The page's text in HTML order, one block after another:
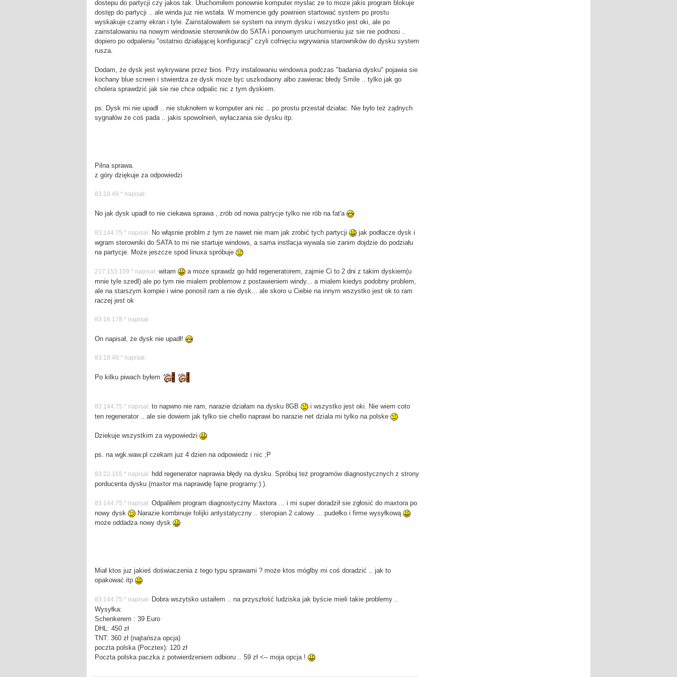
dostepu do partycji czy jakos tak. Uruchomiłem ponownie komputer myslac ze to moze jakis program blokuje
dostęp do partycji .. ale winda juz nie wstała. W momencie gdy powinien startować system po prostu
wyskakuje czarny ekran i tyle. Zainstalowałem se system na innym dysku i wszystko jest oki, ale po
zainstalowaniu na nowym windowsie sterowników do SATA i ponownym uruchomieniu juz sie nie podnosi ..
dopiero po odpaleniu "ostatnio działającej konfiguracji" czyli cofnięciu wgrywania starowników do dysku system
rusza.
Dodam, że dysk jest wykrywane przez bios. Przy instalowaniu windowsa podczas "badania dysku" pojawia sie
kochany blue screen i stwierdza ze dysk moze byc uszkodaony albo zawierac błedy Smile .. tylko jak go
cholera sprawdzić jak sie nie chce odpalic nic z tym dyskiem.
ps. Dysk mi nie upadł .. nie stuknołem w komputer ani nic .. po prostu przestał działac. Nie było też ządnych
sygnałów że coś pada .. jakis spowolnień, wyłaczania sie dysku itp.
Pilna sprawa.
z góry dziękuje za odpowiedzi
83.18.49.* napisał:
No jak dysk upadł to nie ciekawa sprawa , zrób od nowa patrycje tylko nie rób na fat'a
83.144.75.* napisał: No włąsnie problm z tym ze nawet nie mam jak zrobić tych partycji
jak podłacze dysk i
wgram sterowniki do SATA to mi nie startuje windows, a sama instlacja wywala sie zanim dojdzie do podziału
na partycje. Może jeszcze spod linuxa spróbuje
217.153.109.* napisał: witam
a moze sprawdz go hdd regeneratorem, zajmie Ci to 2 dni z takim dyskiem(u
mnie tyle szedl) ale po tym nie mialem problemow z postawieniem windy... a mialem kiedys podobny problem,
ale na starszym kompie i wine ponosil ram a nie dysk... ale skoro u Ciebie na innym wszystko jest ok to ram
raczej jest ok
83.16.178.* napisał:
On napisał, że dysk nie upadł!
83.18.49.* napisał:
Po kilku piwach byłem
83.144.75.* napisał: to napwno nie ram, narazie działam na dysku 8GB
i wszystko jest oki. Nie wiem coto
ten regenerator .. ale sie dowiem jak tylko sie chello naprawi bo narazie net dziala mi tylko na polske
Dziekuje wszystkim za wypowiedzi
ps. na wgk.waw.pl czekam juz 4 dzien na odpowiedz i nic ;P
83.22.165.* napisał: hdd regenerator naprawia błędy na dysku. Spróbuj też programów diagnostycznych z strony
porducenta dysku (maxtor ma naprawdę fajne programy:) ).
83.144.75.* napisał: Odpaliłem program diagnostyczny Maxtora ... i mi super doradził sie zgłosić do maxtora po
nowy dysk
Narazie kombinuje folijki antystatyczny .. steropian 2 calowy ... pudełko i firme wysyłkową
może oddadza nowy dysk
Miał ktos juz jakieś doświaczenia z tego typu sprawami ? może ktos móglby mi coś doradzić .. jak to
opakować itp
83.144.75.* napisał: Dobra wszytsko ustaiłem .. na przyszłość ludziska jak byście mieli takie problemy ..
Wysyłka:
Schenkerem : 39 Euro
DHL: 450 zł
TNT: 360 zł (najtańsza opcja)
poczta polska (Pocztex): 120 zł
Poczta polska paczka z potwierdzeniem odbioru .. 59 zł <-- moja opcja !